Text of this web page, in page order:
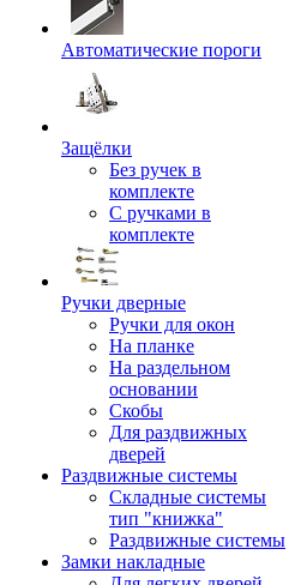
Автоматические пороги
Защёлки
Без ручек в
комплекте
С ручками в
комплекте
Ручки дверные
Ручки для окон
На планке
На раздельном
основании
Скобы
Для раздвижных
дверей
Раздвижные системы
Складные системы
тип "книжка"
Раздвижные системы
Замки накладные